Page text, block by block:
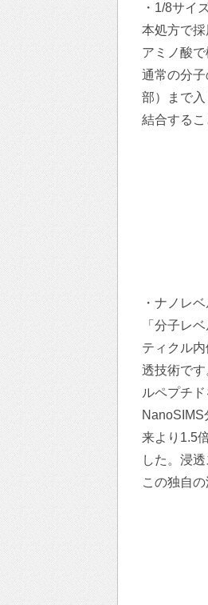
・1/8サイ
本処方で
アミノ酸
通常の分
部）まで
結合する
・ナノレ
「分子レ
ティクル
透技術で
ルペプチ
来より1.5
した。浸
この独自